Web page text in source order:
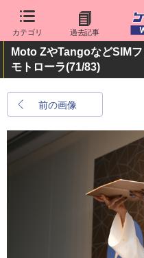
カテゴリ 過去記事
Moto ZやTangoなどSIM
モトローラ(71/83)
前の画像